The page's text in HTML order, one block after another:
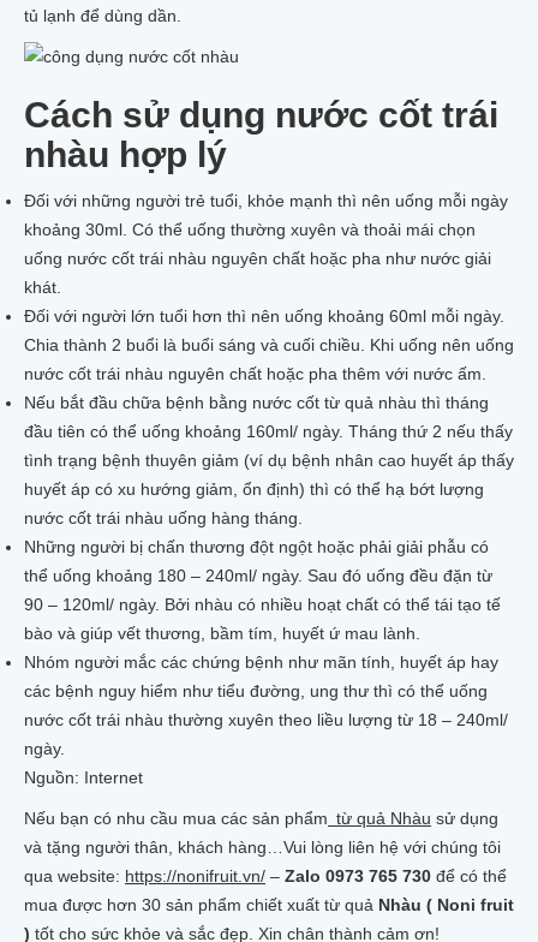
tủ lạnh để dùng dần.
Cách sử dụng nước cốt trái
nhàu hợp lý
Đối với những người trẻ tuổi, khỏe mạnh thì nên uống mỗi ngày
khoảng 30ml. Có thể uống thường xuyên và thoải mái chọn
uống nước cốt trái nhàu nguyên chất hoặc pha như nước giải
khát.
Đối với người lớn tuổi hơn thì nên uống khoảng 60ml mỗi ngày.
Chia thành 2 buổi là buổi sáng và cuối chiều. Khi uống nên uống
nước cốt trái nhàu nguyên chất hoặc pha thêm với nước ấm.
Nếu bắt đầu chữa bệnh bằng nước cốt từ quả nhàu thì tháng
đầu tiên có thể uống khoảng 160ml/ ngày. Tháng thứ 2 nếu thấy
tình trạng bệnh thuyên giảm (ví dụ bệnh nhân cao huyết áp thấy
huyết áp có xu hướng giảm, ổn định) thì có thể hạ bớt lượng
nước cốt trái nhàu uống hàng tháng.
Những người bị chấn thương đột ngột hoặc phải giải phẫu có
thể uống khoảng 180 – 240ml/ ngày. Sau đó uống đều đặn từ
90 – 120ml/ ngày. Bởi nhàu có nhiều hoạt chất có thể tái tạo tế
bào và giúp vết thương, bầm tím, huyết ứ mau lành.
Nhóm người mắc các chứng bệnh như mãn tính, huyết áp hay
các bệnh nguy hiểm như tiểu đường, ung thư thì có thể uống
nước cốt trái nhàu thường xuyên theo liều lượng từ 18 – 240ml/
ngày.
Nguồn: Internet
Nếu bạn có nhu cầu mua các sản phẩm từ quả Nhàu sử dụng
và tặng người thân, khách hàng…Vui lòng liên hệ với chúng tôi
qua website: https://nonifruit.vn/ – Zalo 0973 765 730 để có thể
mua được hơn 30 sản phẩm chiết xuất từ quả Nhàu ( Noni fruit
) tốt cho sức khỏe và sắc đẹp. Xin chân thành cảm ơn!